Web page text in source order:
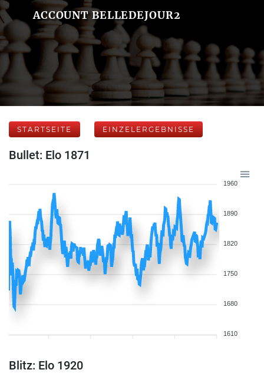
ACCOUNT BELLEDEJOUR2
STARTSEITE EINZELERGEBNISSE
Bullet: Elo 1871
1960
1890
1820
1750
1680
1610
Blitz: Elo 1920